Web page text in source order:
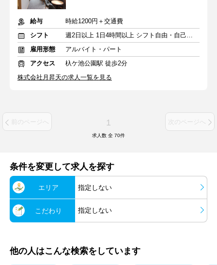
給与
時給1200円＋交通費
シフト
週2日以上 1日4時間以上 シフト自由・自己申告
雇用形態
アルバイト・パート
アクセス
杁ケ池公園駅 徒歩2分
株式会社月昇天の求人一覧を見る
前のページへ 1 次のページへ
求人数 全 70件
条件を変更して求人を探す
エリア 指定しない
こだわり 指定しない
他の人はこんな検索をしています